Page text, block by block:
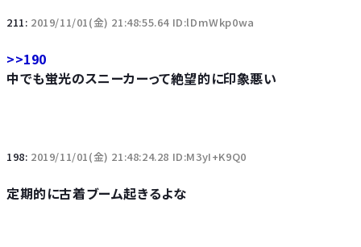
211: 2019/11/01(金) 21:48:55.64 ID:lDmWkp0wa
>>190
中でも蛍光のスニーカーって絶望的に印象悪い
198: 2019/11/01(金) 21:48:24.28 ID:M3yI+K9Q0
定期的に古着ブーム起きるよな